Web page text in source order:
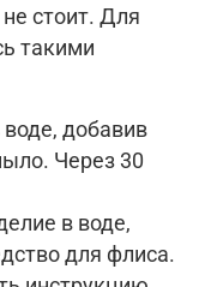
стоит. Для
такими
добавив
Через 30
в воде,
для флиса.